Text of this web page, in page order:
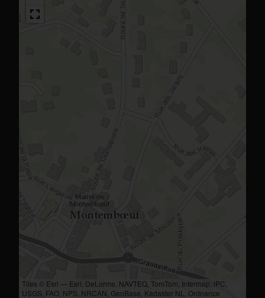
Tiles © Esri — Esri, DeLorme, NAVTEQ, TomTom, Intermap, iPC,
USGS, FAO, NPS, NRCAN, GeoBase, Kadaster NL, Ordnance